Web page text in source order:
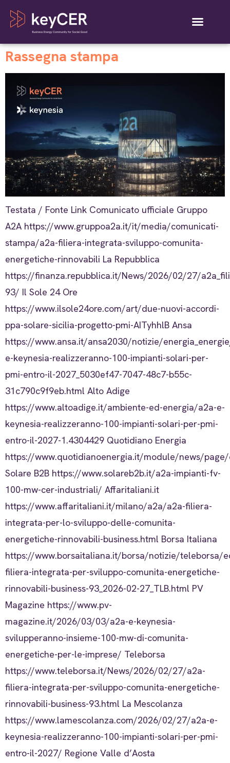
Rassegna stampa
Testata / Fonte Link Comunicato ufficiale Gruppo
A2A https://www.gruppoa2a.it/it/media/comunicati-
stampa/a2a-filiera-integrata-sviluppo-comunita-
energetiche-rinnovabili La Repubblica
https://finanza.repubblica.it/News/2026/02/27/
93/ Il Sole 24 Ore
https://www.ilsole24ore.com/art/due-nuovi-accordi-
ppa-solare-sicilia-progetto-pmi-AITyhhlB Ansa
https://www.ansa.it/ansa2030/notizie/
e-keynesia-realizzeranno-100-impianti-solari-per-
pmi-entro-il-2027_5030ef47-7047-48c7-b55c-
31c790c9f9eb.html Alto Adige
https://www.altoadige.it/ambiente-ed-energia/a2a-e-
keynesia-realizzeranno-100-impianti-solari-per-pmi-
entro-il-2027-1.4304429 Quotidiano Energia
https://www.quotidianoenergia.it/module/news/
Solare B2B https://www.solareb2b.it/a2a-impianti-fv-
100-mw-cer-industriali/ Affaritaliani.it
https://www.affaritaliani.it/milano/a2a/a2a-filiera-
integrata-per-lo-sviluppo-delle-comunita-
energetiche-rinnovabili-business.html Borsa Italiana
https://www.borsaitaliana.it/borsa/notizie/teleborsa/
filiera-integrata-per-sviluppo-comunita-energetiche-
rinnovabili-business-93_2026-02-27_TLB.html PV
Magazine https://www.pv-
magazine.it/2026/03/03/a2a-e-keynesia-
svilupperanno-insieme-100-mw-di-comunita-
energetiche-per-le-imprese/ Teleborsa
https://www.teleborsa.it/News/2026/02/27/a2a-
filiera-integrata-per-sviluppo-comunita-energetiche-
rinnovabili-business-93.html La Mescolanza
https://www.lamescolanza.com/2026/02/27/a2a-e-
keynesia-realizzeranno-100-impianti-solari-per-pmi-
entro-il-2027/ Regione Valle d’Aosta